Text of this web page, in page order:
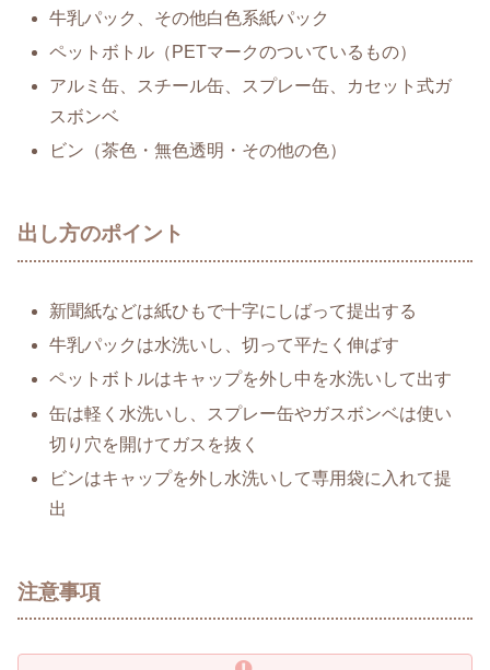
牛乳パック、その他白色系紙パック
ペットボトル（PETマークのついているもの）
アルミ缶、スチール缶、スプレー缶、カセット式ガ
スボンベ
ビン（茶色・無色透明・その他の色）
出し方のポイント
新聞紙などは紙ひもで十字にしばって提出する
牛乳パックは水洗いし、切って平たく伸ばす
ペットボトルはキャップを外し中を水洗いして出す
缶は軽く水洗いし、スプレー缶やガスボンベは使い
切り穴を開けてガスを抜く
ビンはキャップを外し水洗いして専用袋に入れて提
出
注意事項